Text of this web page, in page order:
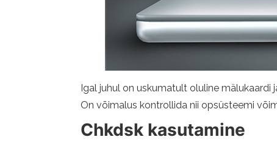
Igal juhul on uskumatult oluline
On võimalus kontrollida nii opsüsteemi
Chkdsk kasutamine